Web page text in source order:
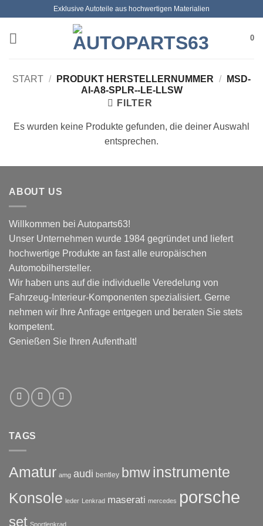
springen
Exklusive Autoteile aus hochwertigen Materialien
0
START / PRODUKT HERSTELLERNUMMER /
MSD-
AI-A8-SPLR--LE-LLSW
FILTER
Es wurden keine Produkte gefunden, die deiner Auswahl
entsprechen.
ABOUT US
Willkommen bei Autoparts63!
Unser Unternehmen wurde 1984 gegründet und liefert
hochwertige Produkte an fast alle europäischen
Automobilhersteller.
Wir haben uns auf die individuelle Veredelung von
Fahrzeug-Interieur-Komponenten spezialisiert. Gerne
nehmen wir Ihre Anfrage entgegen und beraten Sie stets
kompetent.
Genießen Sie Ihren Aufenthalt!
TAGS
Amatur amg audi bentley bmwinstrumente
Konsole leder Lenkrad maserati mercedes porsche
set Sportlenkrad